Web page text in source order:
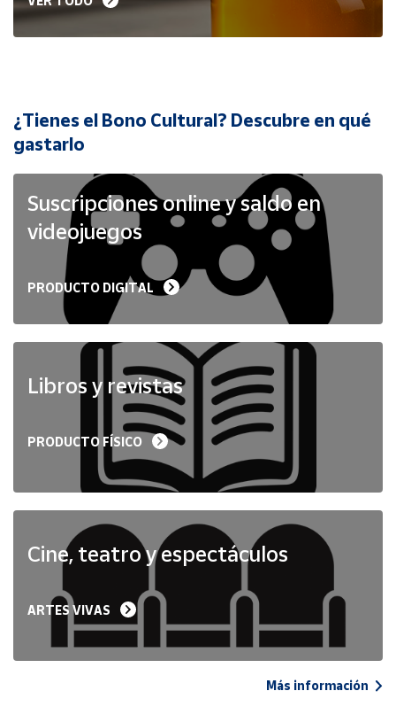
Hazte
vendedor
Cuenta
Ubicación
Península
Baleares
Melilla
¿Tienes el Bono Cultural? Descubre en qué
gastarlo
Suscripciones online y saldo en
videojuegos
PRODUCTO DIGITAL
Libros y revistas
PRODUCTO FÍSICO
Cine, teatro y espectáculos
ARTES VIVAS
Más información